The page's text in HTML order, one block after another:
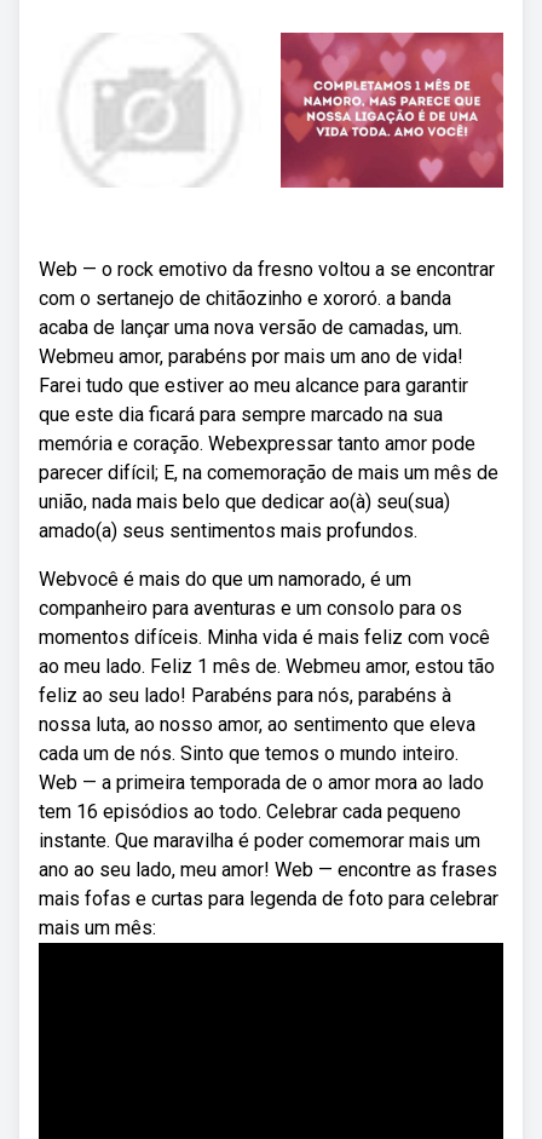
Web — o rock emotivo da fresno voltou a se encontrar
com o sertanejo de chitãozinho e xororó. a banda
acaba de lançar uma nova versão de camadas, um.
Webmeu amor, parabéns por mais um ano de vida!
Farei tudo que estiver ao meu alcance para garantir
que este dia ficará para sempre marcado na sua
memória e coração. Webexpressar tanto amor pode
parecer difícil; E, na comemoração de mais um mês de
união, nada mais belo que dedicar ao(à) seu(sua)
amado(a) seus sentimentos mais profundos.
Webvocê é mais do que um namorado, é um
companheiro para aventuras e um consolo para os
momentos difíceis. Minha vida é mais feliz com você
ao meu lado. Feliz 1 mês de. Webmeu amor, estou tão
feliz ao seu lado! Parabéns para nós, parabéns à
nossa luta, ao nosso amor, ao sentimento que eleva
cada um de nós. Sinto que temos o mundo inteiro.
Web — a primeira temporada de o amor mora ao lado
tem 16 episódios ao todo. Celebrar cada pequeno
instante. Que maravilha é poder comemorar mais um
ano ao seu lado, meu amor! Web — encontre as frases
mais fofas e curtas para legenda de foto para celebrar
mais um mês: